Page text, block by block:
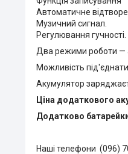
Автоматичне
Музичний сигнал.
Регулювання гучності.
Два режими роботи —
Можливість
Акумулятор
Ціна додаткового
Додатково
Наші телефони (096)